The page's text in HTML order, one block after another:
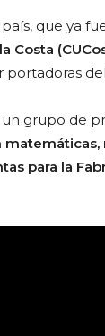
que ya
Costa
grupo de
para la